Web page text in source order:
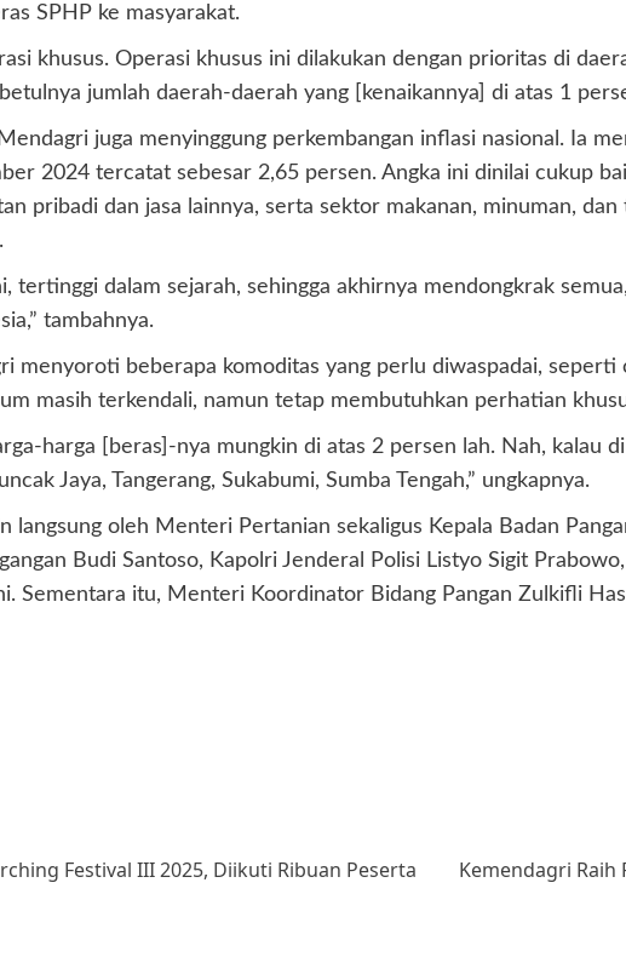
SPHP ke masyarakat.
khusus. Operasi khusus ini dilakukan dengan prioritas di
jumlah daerah-daerah yang [kenaikannya] di atas 1
juga menyinggung perkembangan inflasi nasional. Ia
2024 tercatat sebesar 2,65 persen. Angka ini dinilai cukup
pribadi dan jasa lainnya, serta sektor makanan, minuman,
tertinggi dalam sejarah, sehingga akhirnya mendongkrak
tambahnya.
menyoroti beberapa komoditas yang perlu diwaspadai,
masih terkendali, namun tetap membutuhkan perhatian
harga [beras]-nya mungkin di atas 2 persen lah. Nah, kalau
Jaya, Tangerang, Sukabumi, Sumba Tengah,” ungkapnya.
langsung oleh Menteri Pertanian sekaligus Kepala Badan
Budi Santoso, Kapolri Jenderal Polisi Listyo Sigit
Sementara itu, Menteri Koordinator Bidang Pangan Zulkifli
Festival III 2025, Diikuti Ribuan Peserta
Kemendagri Raih